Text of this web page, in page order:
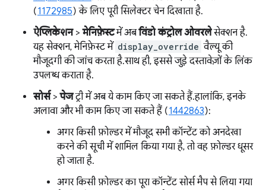
(1172985) के लिए पूरी सिलेक्टर चेन दिखाता है.
ऐप्लिकेशन>मेनिफ़ेस्टमें अबविंडो कंट्रोल ओवरलेसेक्शन है.
यह सेक्शन, मेनिफ़ेस्ट में display_override वैल्यू की
मौजूदगी की जांच करता है. साथ ही, इससे जुड़े दस्तावेज़ों के लिंक
उपलब्ध कराता है.
सोर्स>पेजट्री में अब ये काम किए जा सकते हैं. हालांकि, इनके
अलावा और भी काम किए जा सकते हैं (1442863):
अगर किसी फ़ोल्डर में मौजूद सभी कॉन्टेंट को अनदेखा
करने की सूची में शामिल किया गया है, तो वह फ़ोल्डर धूसर
हो जाता है.
अगर किसी फ़ोल्डर का पूरा कॉन्टेंट सोर्स मैप से लिया गया